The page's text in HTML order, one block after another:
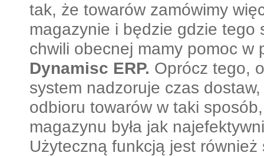
tak, że towarów zamówimy
magazynie i będzie gdzie tego
chwili obecnej mamy pomoc w
Dynamisc ERP. Oprócz tego,
system nadzoruje czas
odbioru towarów w taki
magazynu była jak
Użyteczną funkcją jest również